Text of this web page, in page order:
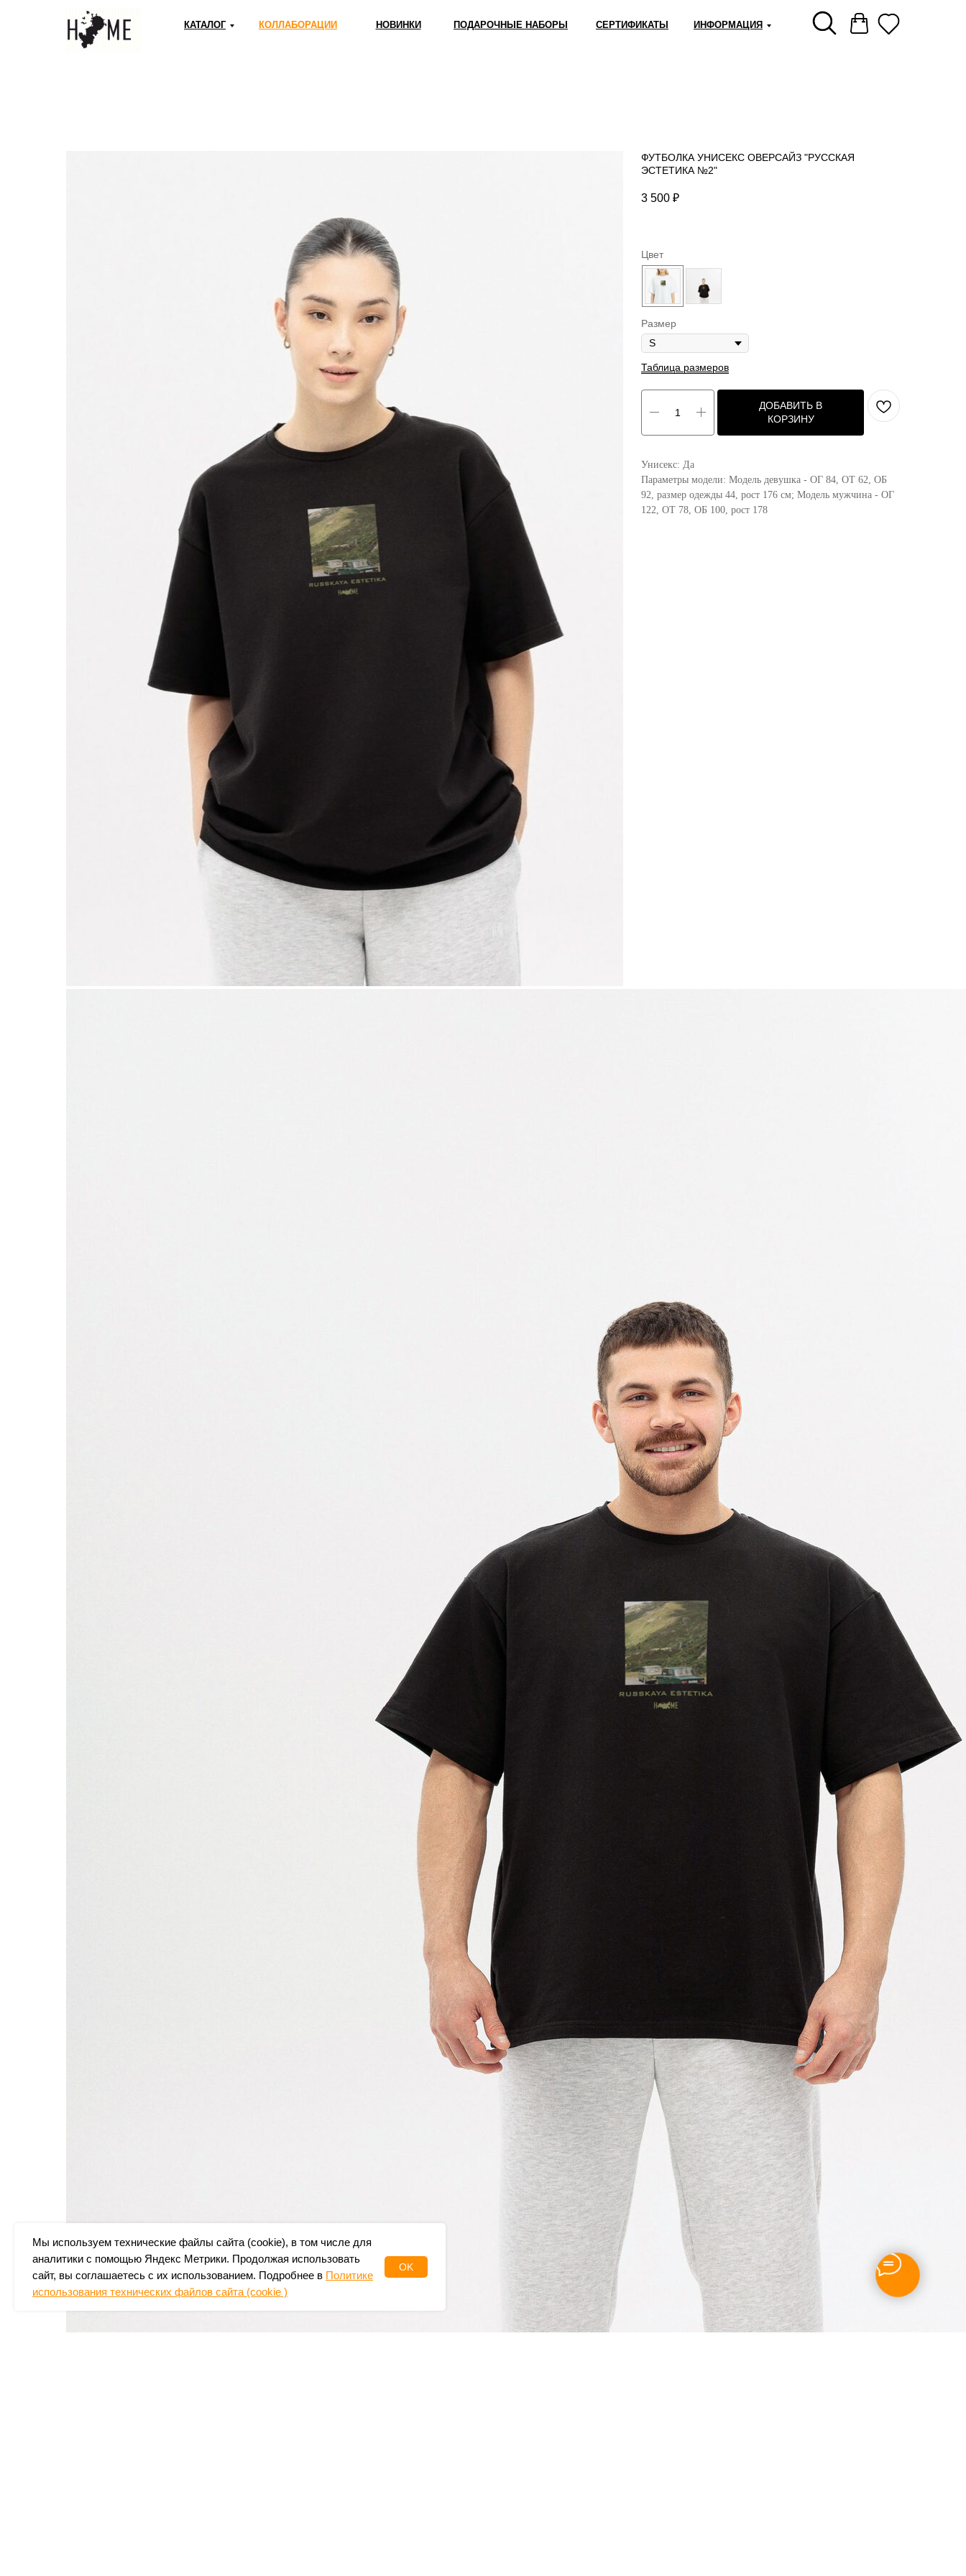
КАТАЛОГ КОЛЛАБОРАЦИИ ИНФОРМАЦИЯ
НОВИНКИ ПОДАРОЧНЫЕ НАБОРЫ СЕРТИФИКАТЫ
Мы используем технические файлы сайта (cookie), в том числе для
аналитики с помощью Яндекс Метрики. Продолжая использовать
сайт, вы соглашаетесь с их использованием. Подробнее в Политике
использования технических файлов сайта (cookie )
OK
ФУТБОЛКА УНИСЕКС ОВЕРСАЙЗ "РУССКАЯ
ЭСТЕТИКА №2"
3 500 ₽
Цвет
Размер
Таблица размеров
ДОБАВИТЬ В
КОРЗИНУ
Унисекс: Да
Параметры модели: Модель девушка - ОГ 84, ОТ 62, ОБ
92, размер одежды 44, рост 176 см; Модель мужчина - ОГ
122, ОТ 78, ОБ 100, рост 178